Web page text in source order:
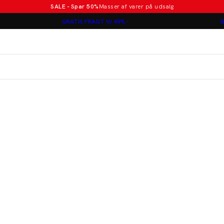
SALE - Spar 50%Masser af varer på udsalg
GRATIS FRAGT V/ 499,-Poloer i nye farver
Jakkesæt fra 1499 kr.
Lindbergh